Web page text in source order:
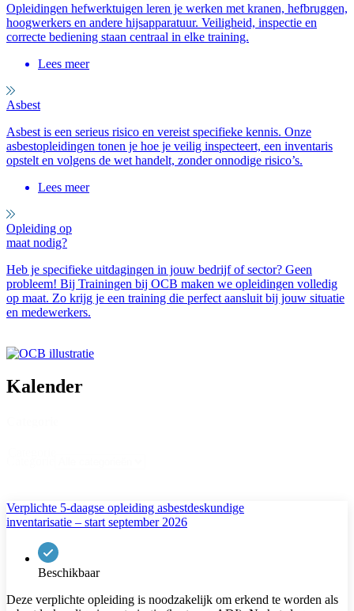
Opleidingen hefwerktuigen leren je werken met kranen, hefbruggen,
hoogwerkers en andere hijsapparatuur. Veiligheid, inspectie en
correcte bediening staan centraal in elke training.
Lees meer
Asbest
Asbest is een serieus risico en vereist specifieke kennis. Onze
asbestopleidingen tonen je hoe je veilig inspecteert, een inventaris
opstelt en volgens de wet handelt, zonder onnodige risico’s.
Lees meer
Opleiding op
maat nodig?
Heb je specifieke uitdagingen in jouw bedrijf of sector? Geen
probleem! Bij Trainingen bij OCB maken we opleidingen volledig
op maat. Zo krijg je een training die perfect aansluit bij jouw situatie
en medewerkers.
Kalender
Verplichte 5-daagse opleiding asbestdeskundige
inventarisatie – start september 2026
Beschikbaar
Deze verplichte opleiding is noodzakelijk om erkend te worden als